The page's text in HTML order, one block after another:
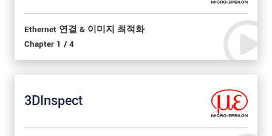
Ethernet 연결 & 이미지 최적화
Chapter 1 / 4
3DInspect